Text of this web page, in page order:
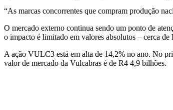
“As marcas concorrentes que compram produção
O mercado externo continua sendo um ponto de
o impacto é limitado em valores absolutos – cerca de
A ação VULC3 está em alta de 14,2% no ano. No
valor de mercado da Vulcabras é de R4 4,9 bilhões.